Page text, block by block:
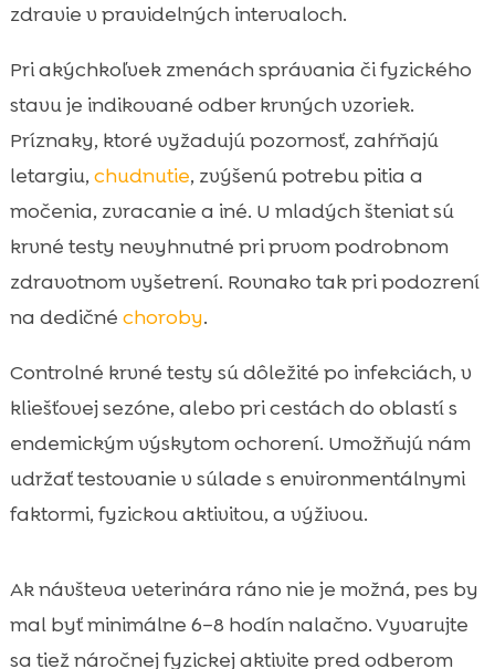
zdravie v pravidelných intervaloch.
Pri akýchkoľvek zmenách správania či fyzického
stavu je indikované odber krvných vzoriek.
Príznaky, ktoré vyžadujú pozornosť, zahŕňajú
letargiu, chudnutie, zvýšenú potrebu pitia a
močenia, zvracanie a iné. U mladých šteniat sú
krvné testy nevyhnutné pri prvom podrobnom
zdravotnom vyšetrení. Rovnako tak pri podozrení
na dedičné choroby.
Controlné krvné testy sú dôležité po infekciách, v
kliešťovej sezóne, alebo pri cestách do oblastí s
endemickým výskytom ochorení. Umožňujú nám
udržať testovanie v súlade s environmentálnymi
faktormi, fyzickou aktivitou, a výživou.
Ak návšteva veterinára ráno nie je možná, pes by
mal byť minimálne 6–8 hodín nalačno. Vyvarujte
sa tiež náročnej fyzickej aktivite pred odberom